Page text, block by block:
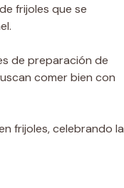
frijoles que se
de preparación de
comer bien con
frijoles, celebrando la